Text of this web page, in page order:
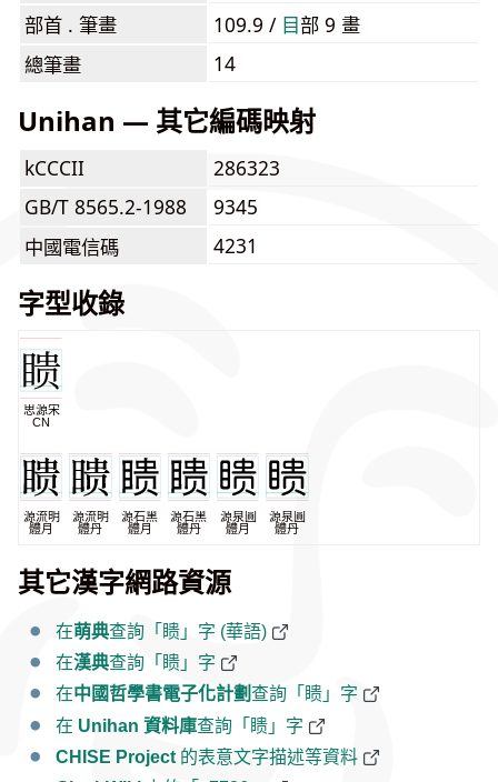
部首 . 筆畫
109.9 / ⽬部 9 畫
總筆畫
14
Unihan — 其它編碼映射
kCCCII
286323
GB/T 8565.2-1988
9345
中國電信碼
4231
字型收錄
思源宋
CN
源流明
體月
源流明
體丹
源石黑
體月
源石黑
體丹
源泉圓
體月
源泉圓
體丹
其它漢字網路資源
在萌典查詢「瞆」字 (華語)
在漢典查詢「瞆」字
在中國哲學書電子化計劃查詢「瞆」字
在 Unihan 資料庫查詢「瞆」字
CHISE Project 的表意文字描述等資料